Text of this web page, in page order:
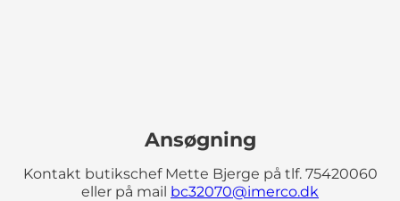
Ansøgning
Kontakt butikschef Mette Bjerge på tlf. 75420060
eller på mail bc32070@imerco.dk